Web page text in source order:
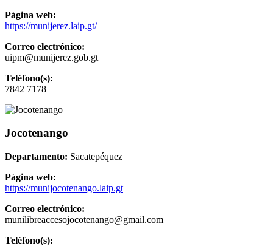
Página web:
https://munijerez.laip.gt/
Correo electrónico:
uipm@munijerez.gob.gt
Teléfono(s):
7842 7178
Jocotenango
Departamento: Sacatepéquez
Página web:
https://munijocotenango.laip.gt
Correo electrónico:
munilibreaccesojocotenango@gmail.com
Teléfono(s):